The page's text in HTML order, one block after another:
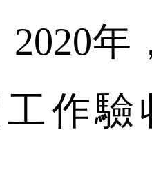
年
作